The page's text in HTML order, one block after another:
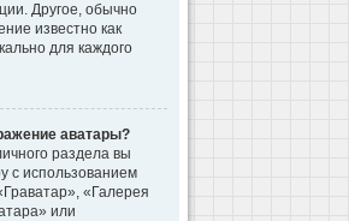
Другое, обычно
известно как
для каждого
аватары?
раздела вы
с использованием
«Галерея
или